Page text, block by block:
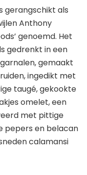
gerangschikt als
Anthony
genoemd. Het
gedrenkt in een
gemaakt
ingedikt met
taugé, gekookte
omelet, een
met pittige
pepers en belacan
calamansi